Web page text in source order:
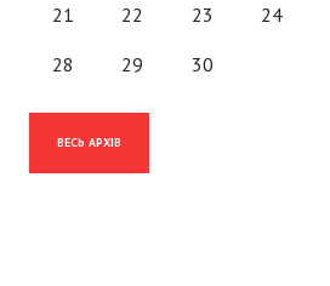
21 22 23 24
28 29 30
ВЕСЬ АРХІВ